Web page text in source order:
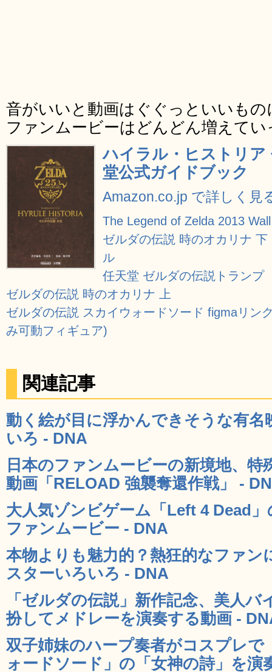
音がいいと動画はぐぐっといいも
ファンムービーはどんどん増えて
ハイラル・ヒストリア
堂公式ガイドブック
Amazon.co.jp で詳しく見
The Legend of Zelda 2013
ゼルダの伝説 時のオカリナ
ル
任天堂 ゼルダの伝説トランプ
ゼルダの伝説 時のオカリナ 上
ゼルダの伝説 スカイウォードソード figmaリン
み可動フィギュア)
関連記事
動く絵が目に浮かんできそうな有名
いろ - DNA
日本のファンムービーの新境地、特
動画「RELOAD 強襲奪還作戦」 -
大人気ゾンビゲーム「Left 4 Dead
ファンムービー - DNA
本物よりも魅力的？熱狂的なファン
スターいろいろ - DNA
「ゼルダの伝説」新作記念、美人
扮してメドレーを演奏する動画 -
双子姉妹のハープ奏者がコスプレ
ォードソード」の「女神の詩」を演